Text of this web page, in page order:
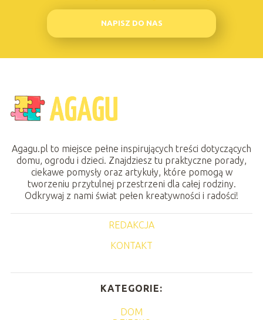
NAPISZ DO NAS
Agagu.pl to miejsce pełne inspirujących treści dotyczących
domu, ogrodu i dzieci. Znajdziesz tu praktyczne porady,
ciekawe pomysły oraz artykuły, które pomogą w
tworzeniu przytulnej przestrzeni dla całej rodziny.
Odkrywaj z nami świat pełen kreatywności i radości!
REDAKCJA
KONTAKT
KATEGORIE:
DOM